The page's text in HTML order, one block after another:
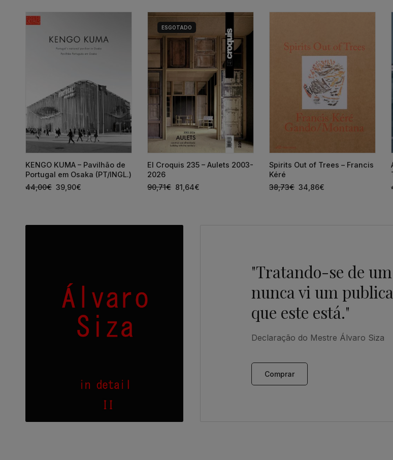
KENGO KUMA – Pavilhão de
Portugal em Osaka (PT/INGL.)
44,00€ 39,90€
ESGOTADO
El Croquis 235 – Aulets 2003-
2026
90,71€ 81,64€
Spirits Out of Trees – Francis
Kéré
38,73€ 34,86€
"Tratando-se de
nunca vi um
que este está."
Declaração do Mestre Álvaro Siza
Comprar